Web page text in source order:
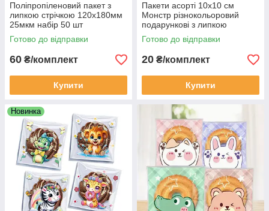
Поліпропіленовий пакет з
липкою стрічкою 120х180мм
25мкм набір 50 шт
Готово до відправки
60 ₴/комплект
Купити
Пакети асорті 10х10 см
Монстр різнокольоровий
подарункові з липкою
стрічкою фасувальні набір 10
шт
Готово до відправки
20 ₴/комплект
Купити
Новинка